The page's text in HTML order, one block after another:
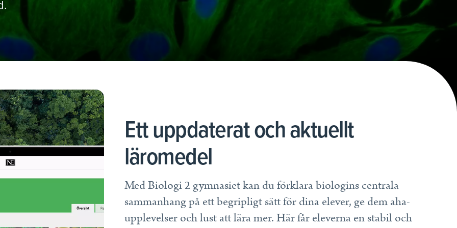
Ett uppdaterat och aktuellt
läromedel
Med Biologi 2 gymnasiet kan du förklara biologins centrala
sammanhang på ett begripligt sätt för dina elever, ge dem aha-
upplevelser och lust att lära mer. Här får eleverna en stabil och